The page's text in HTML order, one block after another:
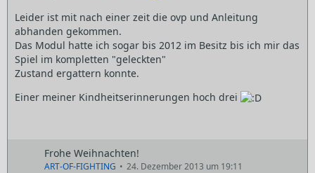
Leider ist mit nach einer zeit die ovp und Anleitung
abhanden gekommen.
Das Modul hatte ich sogar bis 2012 im Besitz bis ich mir das
Spiel im kompletten "geleckten"
Zustand ergattern konnte.
Einer meiner Kindheitserinnerungen hoch drei
Frohe Weihnachten!
ART-OF-FIGHTING 24. Dezember 2013 um 19:11